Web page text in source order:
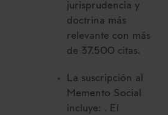
jurisprudencia y
doctrina más
relevante con más
de 37.500 citas.
La suscripción al
Memento Social
incluye: . El